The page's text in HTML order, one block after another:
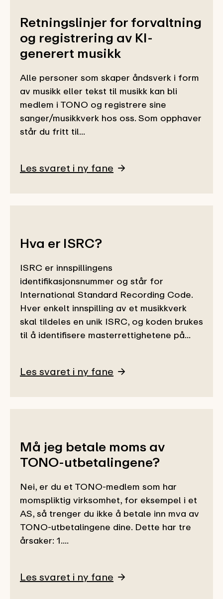
Retningslinjer for forvaltning
og registrering av KI-
generert musikk
Alle personer som skaper åndsverk i form
av musikk eller tekst til musikk kan bli
medlem i TONO og registrere sine
sanger/musikkverk hos oss. Som opphaver
står du fritt til...
Les svaret i ny fane
Hva er ISRC?
ISRC er innspillingens
identifikasjonsnummer og står for
International Standard Recording Code.
Hver enkelt innspilling av et musikkverk
skal tildeles en unik ISRC, og koden brukes
til å identifisere masterrettighetene på...
Les svaret i ny fane
Må jeg betale moms av
TONO-utbetalingene?
Nei, er du et TONO-medlem som har
momspliktig virksomhet, for eksempel i et
AS, så trenger du ikke å betale inn mva av
TONO-utbetalingene dine. Dette har tre
årsaker: 1....
Les svaret i ny fane